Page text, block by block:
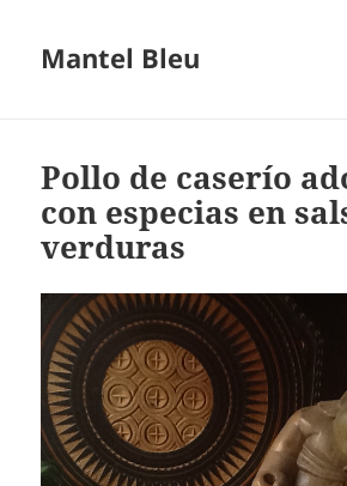
Mantel Bleu
Pollo de caserío
con especias en
verduras